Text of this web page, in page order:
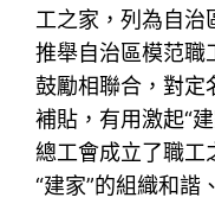
工之家，列為自治
推舉自治區模范職
鼓勵相聯合，對定
補貼，有用激起“
總工會成立了職工
“建家”的組織和諧